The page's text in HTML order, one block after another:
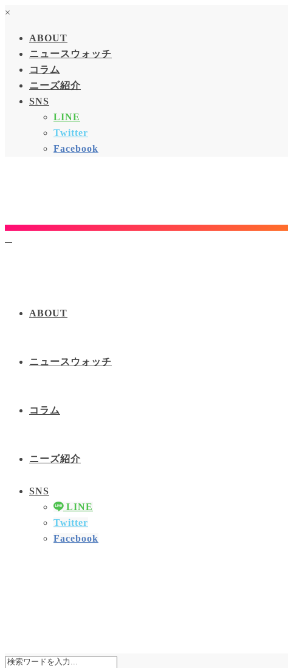
×
ABOUT
ニュースウォッチ
コラム
ニーズ紹介
SNS
LINE
Twitter
Facebook
ABOUT
ニュースウォッチ
コラム
ニーズ紹介
SNS
LINE
Twitter
Facebook